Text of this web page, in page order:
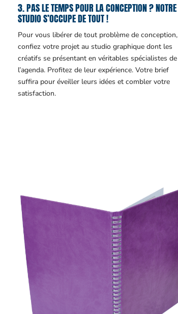
3. PAS LE TEMPS POUR LA CONCEPTION ? NOTRE
STUDIO S’OCCUPE DE TOUT !
Pour vous libérer de tout problème de conception,
confiez votre projet au studio graphique dont les
créatifs se présentant en véritables spécialistes de
l’agenda. Profitez de leur expérience. Votre brief
suffira pour éveiller leurs idées et combler votre
satisfaction.